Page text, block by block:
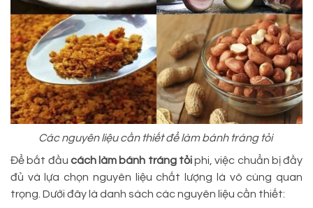
Các nguyên liệu cần thiết để làm bánh tráng tỏi
Để bắt đầu cách làm bánh tráng tỏiphi, việc chuẩn bị đầy
đủ và lựa chọn nguyên liệu chất lượng là vô cùng quan
trọng. Dưới đây là danh sách các nguyên liệu cần thiết: